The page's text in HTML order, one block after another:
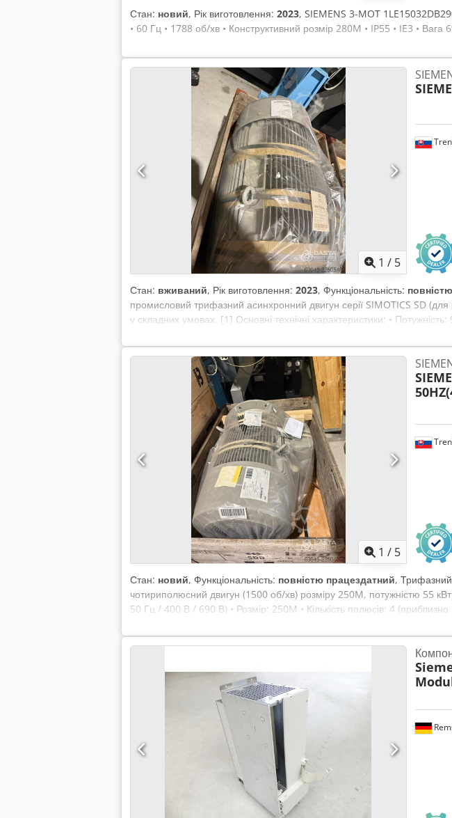
Стан: новий, Рік виготовлення: 2023, SIEMENS 3-MOT
• 60 Гц • 1788 об/хв • Конструктивний розмір 280M • IP55 • IE3 • Вага
1 / 5
Стан: вживаний, Рік виготовлення: 2023, Функціональність:
промисловий трифазний асинхронний двигун серії SIMOTICS SD
у складних умовах. [1] Основні технічні характеристики: •
1485 об/хв при 50 Гц) • Розмір: 280 M • Клас ефективності: IE3
Crsdjzr H U Aspfx Aahef • Конструкція: IMB3 (фланцеве кріплення)
(код MLFB) для чавунного електродвигуна серії SIMOTICS SD від
1 / 5
Стан: новий, Функціональність: повністю працездатний,
чотириполюсний двигун (1500 об/хв) розміру 250M, потужністю 55
50 Гц / 400 В / 690 В) • Розмір: 250M • Кількість полюсів: 4
експлуатації) • Клас енергоефективності: IE2 (висока
1LG6 220-4MA66-Z – це трифазний асинхронний двигун із